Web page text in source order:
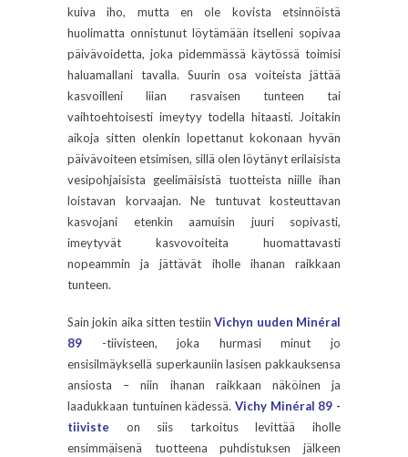
kuiva iho, mutta en ole kovista etsinnöistä
huolimatta onnistunut löytämään itselleni sopivaa
päivävoidetta, joka pidemmässä käytössä toimisi
haluamallani tavalla. Suurin osa voiteista jättää
kasvoilleni liian rasvaisen tunteen tai
vaihtoehtoisesti imeytyy todella hitaasti. Joitakin
aikoja sitten olenkin lopettanut kokonaan hyvän
päivävoiteen etsimisen, sillä olen löytänyt erilaisista
vesipohjaisista geelimäisistä tuotteista niille ihan
loistavan korvaajan. Ne tuntuvat kosteuttavan
kasvojani etenkin aamuisin juuri sopivasti,
imeytyvät kasvovoiteita huomattavasti
nopeammin ja jättävät iholle ihanan raikkaan
tunteen.
Sain jokin aika sitten testiinVichyn uuden Minéral
89 -tiivisteen, joka hurmasi minut jo
ensisilmäyksellä superkauniin lasisen pakkauksensa
ansiosta – niin ihanan raikkaan näköinen ja
laadukkaan tuntuinen kädessä. Vichy Minéral 89 -
tiiviste on siis tarkoitus levittää iholle
ensimmäisenä tuotteena puhdistuksen jälkeen